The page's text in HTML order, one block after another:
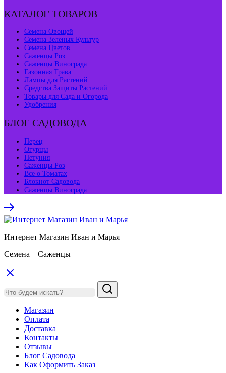
КАТАЛОГ ТОВАРОВ
Семена Овощей
Семена Зеленых Культур
Семена Цветов
Саженцы Роз
Саженцы Винограда
Газонная Трава
Лампы для Растений
Средства Защиты Растений
Товары для Сада и Огорода
Удобрения
БЛОГ САДОВОДА
Перец
Огурцы
Петуния
Саженцы Роз
Все о Томатах
Блокнот Садовода
Саженцы Винограда
Интернет Магазин Иван и Марья
Семена – Саженцы
Магазин
Оплата
Доставка
Контакты
Отзывы
Блог Садовода
Как Оформить Заказ